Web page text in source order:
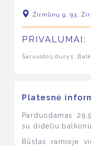
Žirmūnų g. 93,
PRIVALUMAI:
Šarvuotos durys,
Platesnė
Parduodamas
su dideliu
Būstas ramioje